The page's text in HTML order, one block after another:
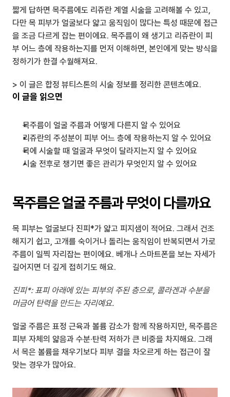
짧게 답하면 목주름에도 리쥬란 계열 시술을 고려해볼 수 있고,
다만 목 피부가 얼굴보다 얇고 움직임이 많다는 특성 때문에 접근
을 조금 다르게 잡는 편이에요. 목주름이 왜 생기고 리쥬란이 피
부 어느 층에 작용하는지를 먼저 이해하면, 본인에게 맞는 방식을
정하기가 한결 수월해져요.
> 이 글은 합정 뷰티스톤의 시술 정보를 정리한 콘텐츠예요.
이 글을 읽으면
목주름이 얼굴 주름과 어떻게 다른지 알 수 있어요
리쥬란의 주성분이 피부 어느 층에 작용하는지 알 수 있어요
목에 시술할 때 얼굴과 무엇이 달라지는지 알 수 있어요
시술 전후로 챙기면 좋은 관리가 무엇인지 알 수 있어요
목주름은 얼굴 주름과 무엇이 다를까요
목 피부는 얼굴보다 진피*가 얇고 피지샘이 적어요. 그래서 건조
해지기 쉽고, 고개를 숙이거나 돌리는 움직임이 반복되면서 가로
주름이 일찍 자리잡는 편이에요. 베개나 스마트폰을 보는 자세가
길어지면 더 깊게 접히기도 해요.
진피*: 표피 아래에 있는 피부의 주된 층으로, 콜라겐과 수분을
머금어 탄력을 만드는 자리예요.
얼굴 주름은 표정 근육과 볼륨 감소가 함께 작용하지만, 목주름은
피부 자체의 얇음과 수분·탄력 저하가 큰 비중을 차지해요. 그래
서 목은 볼륨을 채우기보다 피부 결을 차오르게 하는 접근이 잘
맞는 경우가 많아요.